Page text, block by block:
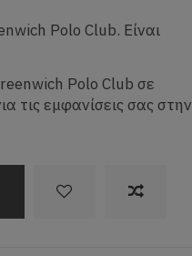
Polo Club. Είναι
Polo Club σε
τις εμφανίσεις σας στην